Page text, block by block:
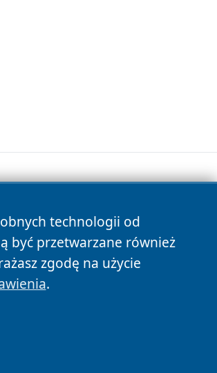
technologii od
być przetwarzane również
zgodę na użycie
.